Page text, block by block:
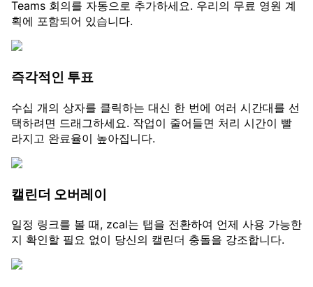
Teams 회의를 자동으로 추가하세요. 우리의 무료 영원 계
획에 포함되어 있습니다.
즉각적인 투표
수십 개의 상자를 클릭하는 대신 한 번에 여러 시간대를 선
택하려면 드래그하세요. 작업이 줄어들면 처리 시간이 빨
라지고 완료율이 높아집니다.
캘린더 오버레이
일정 링크를 볼 때, zcal는 탭을 전환하여 언제 사용 가능한
지 확인할 필요 없이 당신의 캘린더 충돌을 강조합니다.